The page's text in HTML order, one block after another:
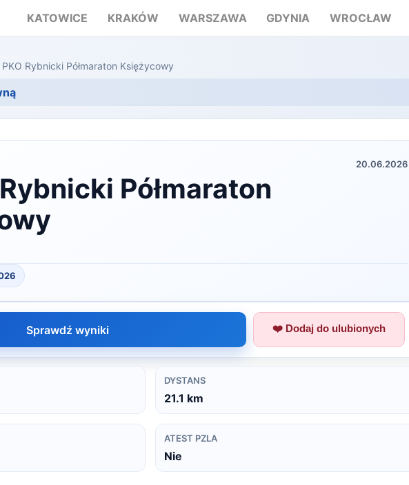
KATOWICE KRAKÓW WARSZAWA GDYNIA WROCŁAW
PKO Rybnicki Półmaraton Księżycowy
20.06.2026
Półmaraton
Sprawdź wyniki ❤️ Dodaj do ulubionych
DYSTANS
21.1 km
ATEST PZLA
Nie